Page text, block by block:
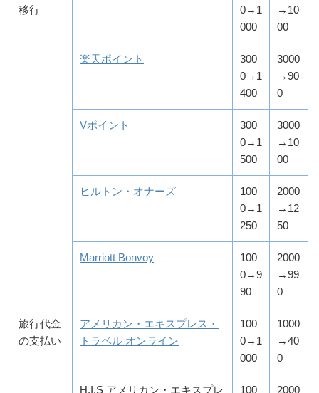
移行
0→1
000
→10
00
楽天ポイント
300
0→1
400
3000
→90
0
Vポイント
300
0→1
500
3000
→10
00
ヒルトン・オナーズ
100
0→1
250
2000
→12
50
Marriott Bonvoy
100
0→9
90
2000
→99
0
旅行代金
の支払い
アメリカン・エキスプレス・
トラベル オンライン
100
0→1
000
1000
→40
0
H.I.S アメリカン・エキスプレ
100
2000